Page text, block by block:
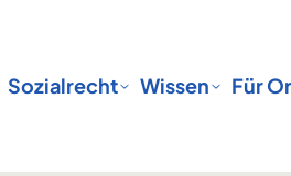
Sozialrecht Wissen Für